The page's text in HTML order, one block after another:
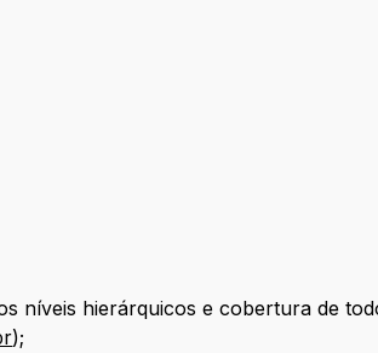
níveis hierárquicos e cobertura de
);